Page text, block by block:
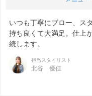
いつも丁寧にブロー、ス
持ち良くて大満足。仕上
続します。
担当スタイリスト
北谷 優佳